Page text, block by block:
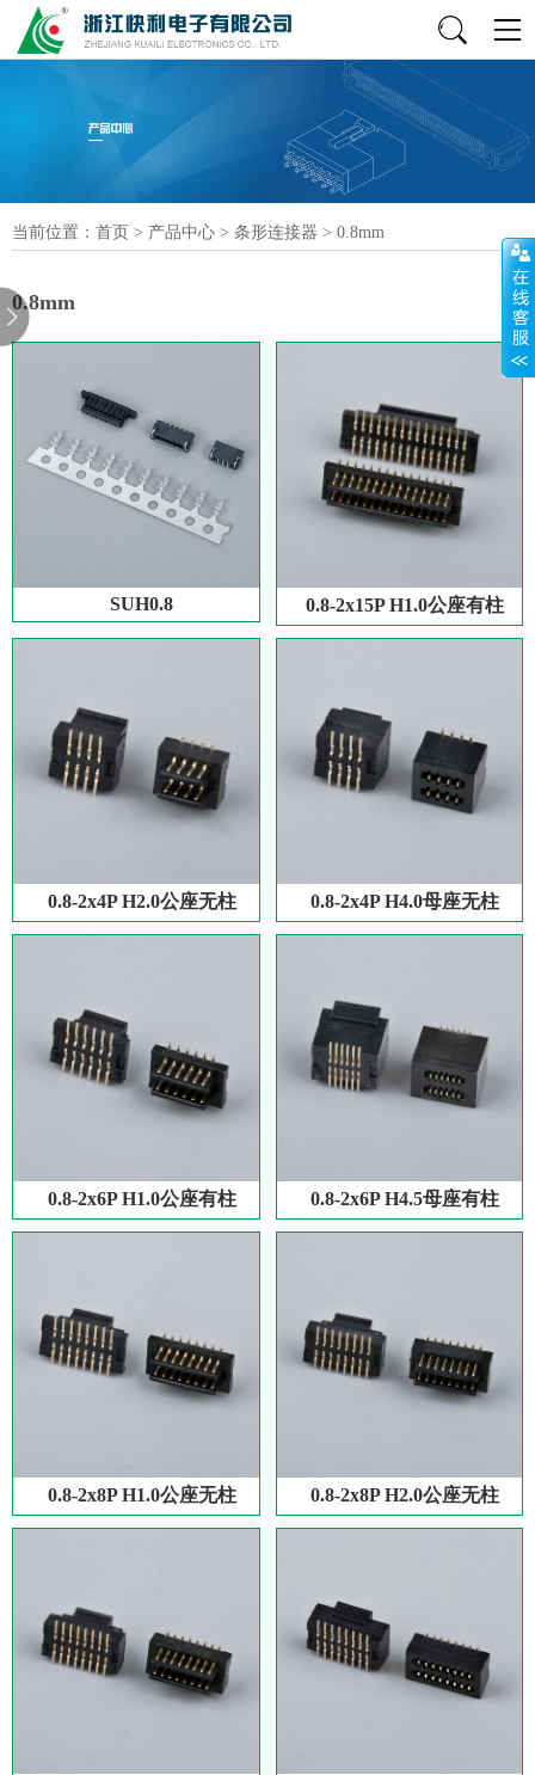
当前位置： 首页 > 产品中心 > 条形连接器 > 0.8mm
0.8mm
SUH0.8 0.8-2x15P H1.0公座有柱
0.8-2x4P H2.0公座无柱 0.8-2x4P H4.0母座无柱
0.8-2x6P H1.0公座有柱 0.8-2x6P H4.5母座有柱
0.8-2x8P H1.0公座无柱 0.8-2x8P H2.0公座无柱